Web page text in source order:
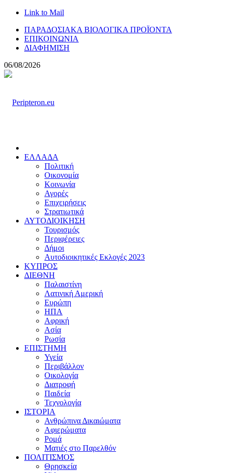
Link to Mail
ΠΑΡΑΔΟΣΙΑΚΑ ΒΙΟΛΟΓΙΚΑ ΠΡΟΪΟΝΤΑ
ΕΠΙΚΟΙΝΩΝΙΑ
ΔΙΑΦΗΜΙΣΗ
06/08/2026
ΕΛΛΑΔΑ
Πολιτική
Οικονομία
Κοινωνία
Αγορές
Επιχειρήσεις
Στρατιωτικά
ΑΥΤΟΔΙΟΙΚΗΣΗ
Τουρισμός
Περιφέρειες
Δήμοι
Αυτοδιοικητικές Εκλογές 2023
ΚΥΠΡΟΣ
ΔΙΕΘΝΗ
Παλαιστίνη
Λατινική Αμερική
Ευρώπη
ΗΠΑ
Αφρική
Ασία
Ρωσία
ΕΠΙΣΤΗΜΗ
Υγεία
Περιβάλλον
Οικολογία
Διατροφή
Παιδεία
Τεχνολογία
ΙΣΤΟΡΙΑ
Ανθρώπινα Δικαιώματα
Αφιερώματα
Ρομά
Ματιές στο Παρελθόν
ΠΟΛΙΤΙΣΜΟΣ
Θρησκεία